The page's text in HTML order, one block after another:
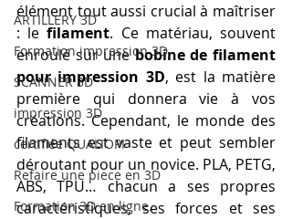
ARTILLERY 3D
Formation impression 3D
SCANNER 3D
impression 3D
certifiée QUALIOPI
Refaire une piece en 3D
Formation 3D en ligne.
élément tout aussi crucial à maîtriser
: le filament. Ce matériau, souvent
enroulé sur une bobine de filament
pour impression 3D, est la matière
première qui donnera vie à vos
créations. Cependant, le monde des
filaments est vaste et peut sembler
déroutant pour un novice. PLA, PETG,
ABS, TPU… chacun a ses propres
caractéristiques, ses forces et ses